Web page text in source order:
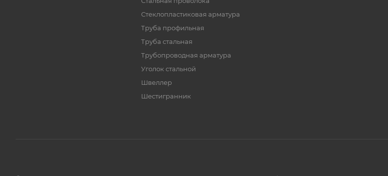
Стеклопластиковая арматура
Труба профильная
Труба стальная
Трубопроводная арматура
Уголок стальной
Швеллер
Шестигранник